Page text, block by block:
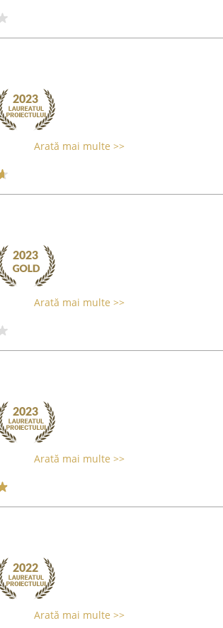
Arată mai multe >>
Arată mai multe >>
Arată mai multe >>
Arată mai multe >>